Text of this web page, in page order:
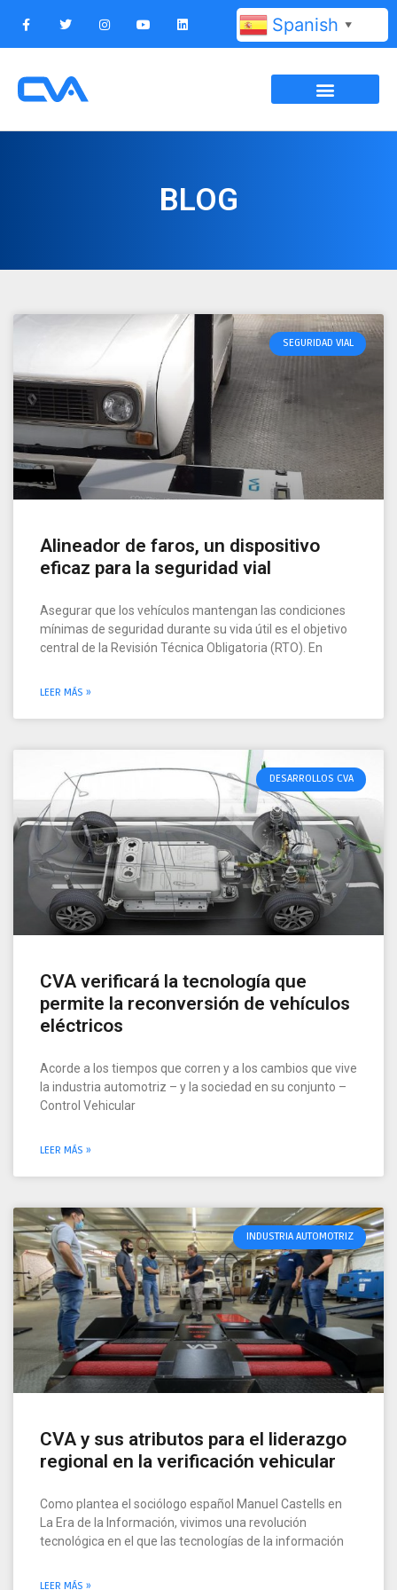
Spanish ▼
BLOG
SEGURIDAD VIAL
Alineador de faros, un dispositivo
eficaz para la seguridad vial
Asegurar que los vehículos mantengan las condiciones
mínimas de seguridad durante su vida útil es el objetivo
central de la Revisión Técnica Obligatoria (RTO). En
LEER MÁS »
DESARROLLOS CVA
CVA verificará la tecnología que
permite la reconversión de vehículos
eléctricos
Acorde a los tiempos que corren y a los cambios que vive
la industria automotriz – y la sociedad en su conjunto –
Control Vehicular
LEER MÁS »
INDUSTRIA AUTOMOTRIZ
CVA y sus atributos para el liderazgo
regional en la verificación vehicular
Como plantea el sociólogo español Manuel Castells en
La Era de la Información, vivimos una revolución
tecnológica en el que las tecnologías de la información
LEER MÁS »